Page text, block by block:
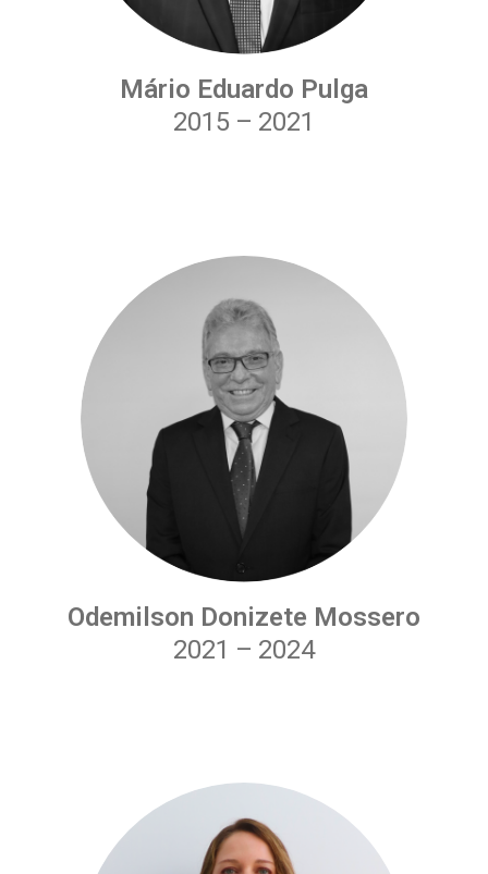
Mário Eduardo Pulga
2015 – 2021
Odemilson Donizete Mossero
2021 – 2024